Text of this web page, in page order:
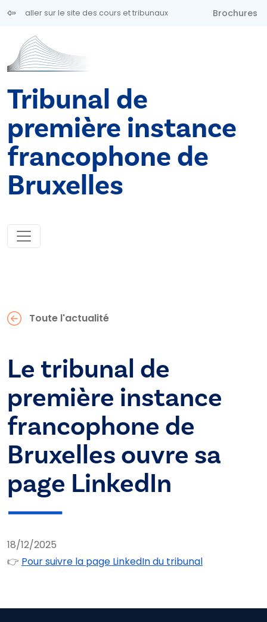
Aller au contenu principal
aller sur le site des cours et tribunaux Brochures
Tribunal de
première instance
francophone de
Bruxelles
Toute l'actualité
Le tribunal de
première instance
francophone de
Bruxelles ouvre sa
page LinkedIn
18/12/2025
👉 Pour suivre la page LinkedIn du tribunal